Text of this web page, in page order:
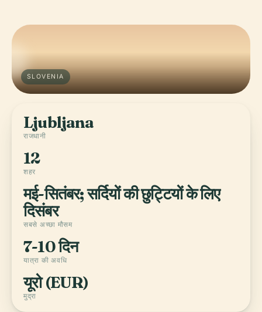
SLOVENIA
Ljubljana
राजधानी
12
शहर
मई-सितंबर; सर्दियों की छुट्टियों के लिए
दिसंबर
सबसे अच्छा मौसम
7-10 दिन
यात्रा की अवधि
यूरो (EUR)
मुद्रा